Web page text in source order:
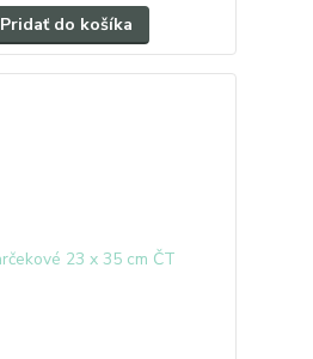
Pridať do košíka